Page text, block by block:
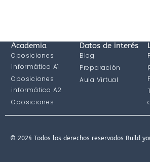
Academia
Oposiciones
informática A1
Oposiciones
informática A2
Oposiciones
informática C1
Datos de interés
Blog
Preparación
Aula Virtual
© 2024 Todos los derechos reservados Build